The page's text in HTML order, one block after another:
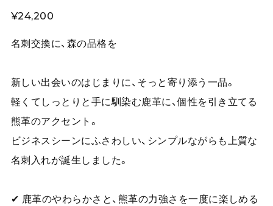
¥24,200
名刺交換に、森の品格を
新しい出会いのはじまりに、そっと寄り添う一品。
軽くてしっとりと手に馴染む鹿革に、個性を引き立てる
熊革のアクセント。
ビジネスシーンにふさわしい、シンプルながらも上質な
名刺入れが誕生しました。
✔ 鹿革のやわらかさと、熊革の力強さを一度に楽しめる